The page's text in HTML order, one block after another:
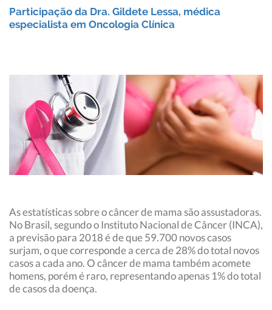
Participação da Dra. Gildete Lessa, médica
especialista em Oncologia Clínica
As estatísticas sobre o câncer de mama são assustadoras.
No Brasil, segundo o Instituto Nacional de Câncer (INCA),
a previsão para 2018 é de que 59.700 novos casos
surjam, o que corresponde a cerca de 28% do total novos
casos a cada ano. O câncer de mama também acomete
homens, porém é raro, representando apenas 1% do total
de casos da doença.